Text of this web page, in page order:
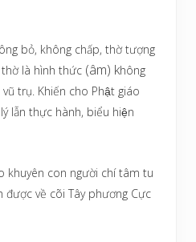
bỏ, không chấp, thờ tượng
là hình thức (âm) không
trụ. Khiến cho Phật giáo
lẫn thực hành, biểu hiện
khuyên con người chí tâm tu
được về cõi Tây phương Cực